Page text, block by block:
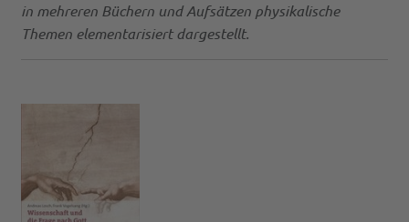
in mehreren Büchern und Aufsätzen physikalische
Themen elementarisiert dargestellt.